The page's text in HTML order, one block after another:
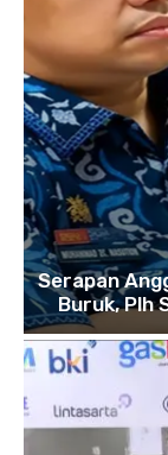
Serapan
Buruk, Plh